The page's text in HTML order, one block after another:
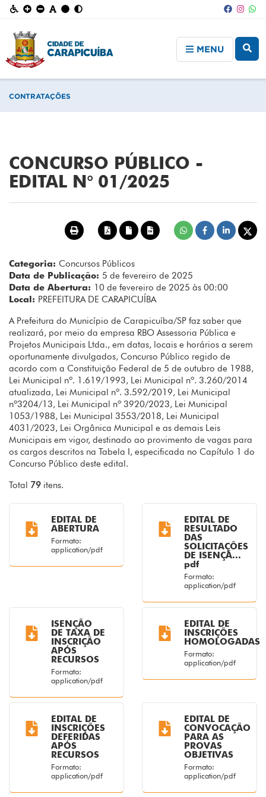
MENU
CONTRATAÇÕES
CONCURSO PÚBLICO -
EDITAL N° 01/2025
Categoria: Concursos Públicos
Data de Publicação: 5 de fevereiro de 2025
Data de Abertura: 10 de fevereiro de 2025 às 00:00
Local: PREFEITURA DE CARAPICUÍBA
A Prefeitura do Município de Carapicuíba/SP faz saber que
realizará, por meio da empresa RBO Assessoria Pública e
Projetos Municipais Ltda., em datas, locais e horários a serem
oportunamente divulgados, Concurso Público regido de
acordo com a Constituição Federal de 5 de outubro de 1988,
Lei Municipal nº. 1.619/1993, Lei Municipal nº. 3.260/2014
atualizada, Lei Municipal nº. 3.592/2019, Lei Municipal
nº3204/13, Lei Municipal nº 3920/2023, Lei Municipal
1053/1988, Lei Municipal 3553/2018, Lei Municipal
4031/2023, Lei Orgânica Municipal e as demais Leis
Municipais em vigor, destinado ao provimento de vagas para
os cargos descritos na Tabela I, especificada no Capítulo 1 do
Concurso Público deste edital.
Total 79 itens.
EDITAL DE
ABERTURA
Formato:
application/pdf
EDITAL DE
RESULTADO
DAS
SOLICITAÇÕES
DE ISENÇÃ...
pdf
Formato:
application/pdf
ISENÇÃO
DE TAXA DE
INSCRIÇÃO
APÓS
RECURSOS
Formato:
application/pdf
EDITAL DE
INSCRIÇÕES
HOMOLOGADAS
Formato:
application/pdf
EDITAL DE
INSCRIÇÕES
DEFERIDAS
APÓS
RECURSOS
Formato:
application/pdf
EDITAL DE
CONVOCAÇÃO
PARA AS
PROVAS
OBJETIVAS
Formato:
application/pdf